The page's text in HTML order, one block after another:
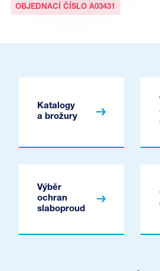
OBJEDNACÍ ČÍSLO A03431
Katalogy
a brožury
Výběr
ochran
slaboproud